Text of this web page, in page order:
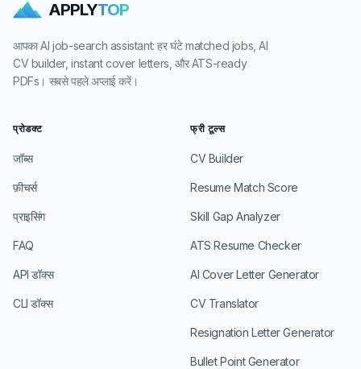
APPLYTOP
आपका AI job-search assistant: हर घंटे matched jobs, AI
CV builder, instant cover letters, और ATS-ready
PDFs। सबसे पहले अप्लाई करें।
प्रोडक्ट
जॉब्स
फ़ीचर्स
प्राइसिंग
FAQ
API डॉक्स
CLI डॉक्स
फ्री टूल्स
CV Builder
Resume Match Score
Skill Gap Analyzer
ATS Resume Checker
AI Cover Letter Generator
CV Translator
Resignation Letter Generator
Bullet Point Generator